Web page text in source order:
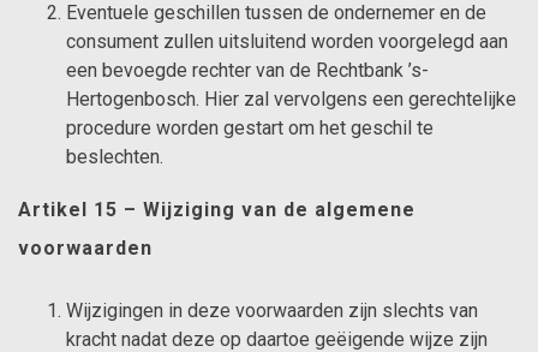
Eventuele geschillen tussen de ondernemer en de
consument zullen uitsluitend worden voorgelegd aan
een bevoegde rechter van de Rechtbank ’s-
Hertogenbosch. Hier zal vervolgens een gerechtelijke
procedure worden gestart om het geschil te
beslechten.
Artikel 15 – Wijziging van de algemene
voorwaarden
Wijzigingen in deze voorwaarden zijn slechts van
kracht nadat deze op daartoe geëigende wijze zijn